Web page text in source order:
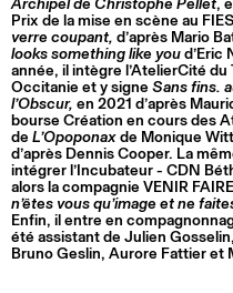
Archipel de Christophe Pellet,
Prix de la mise en scène au
verre coupant, d’après Mario
looks something like you d’Eric
année, il intègre l’AtelierCité
Occitanie et y signe Sans fins.
l’Obscur, en 2021 d’après
bourse Création en cours des
de L’Opoponax de Monique
d’après Dennis Cooper. La
intégrer l’Incubateur - CDN
alors la compagnie VENIR
n’êtes vous qu’image et ne
Enfin, il entre en
été assistant de Julien
Bruno Geslin, Aurore Fattier et